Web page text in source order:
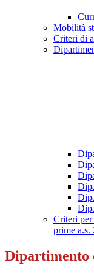
Mobilità
Criteri di
Criteri per
prime a.s.
Dipartimento